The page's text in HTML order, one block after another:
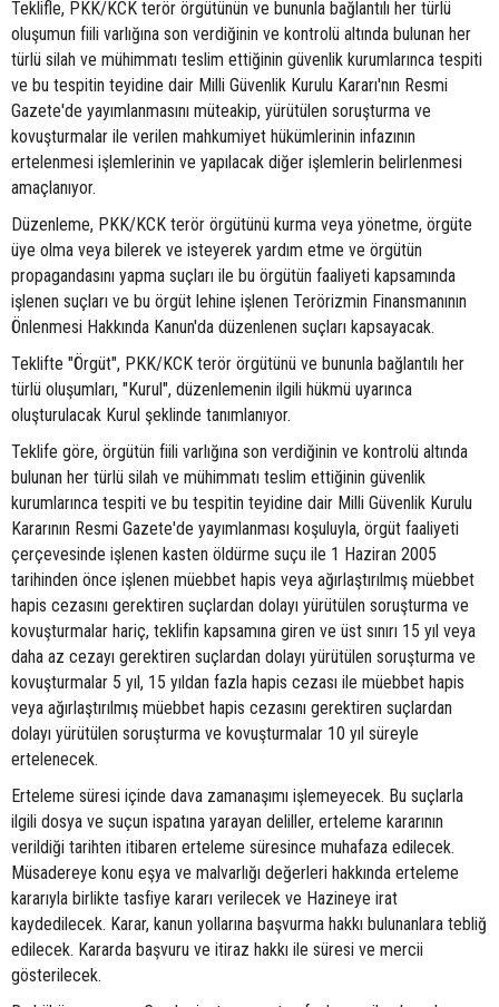
Teklifle, PKK/KCK terör örgütünün ve bununla bağlantılı her türlü
oluşumun fiili varlığına son verdiğinin ve kontrolü altında bulunan her
türlü silah ve mühimmatı teslim ettiğinin güvenlik kurumlarınca tespiti
ve bu tespitin teyidine dair Milli Güvenlik Kurulu Kararı'nın Resmi
Gazete'de yayımlanmasını müteakip, yürütülen soruşturma ve
kovuşturmalar ile verilen mahkumiyet hükümlerinin infazının
ertelenmesi işlemlerinin ve yapılacak diğer işlemlerin belirlenmesi
amaçlanıyor.
Düzenleme, PKK/KCK terör örgütünü kurma veya yönetme, örgüte
üye olma veya bilerek ve isteyerek yardım etme ve örgütün
propagandasını yapma suçları ile bu örgütün faaliyeti kapsamında
işlenen suçları ve bu örgüt lehine işlenen Terörizmin Finansmanının
Önlenmesi Hakkında Kanun'da düzenlenen suçları kapsayacak.
Teklifte "Örgüt", PKK/KCK terör örgütünü ve bununla bağlantılı her
türlü oluşumları, "Kurul", düzenlemenin ilgili hükmü uyarınca
oluşturulacak Kurul şeklinde tanımlanıyor.
Teklife göre, örgütün fiili varlığına son verdiğinin ve kontrolü altında
bulunan her türlü silah ve mühimmatı teslim ettiğinin güvenlik
kurumlarınca tespiti ve bu tespitin teyidine dair Milli Güvenlik Kurulu
Kararının Resmi Gazete'de yayımlanması koşuluyla, örgüt faaliyeti
çerçevesinde işlenen kasten öldürme suçu ile 1 Haziran 2005
tarihinden önce işlenen müebbet hapis veya ağırlaştırılmış müebbet
hapis cezasını gerektiren suçlardan dolayı yürütülen soruşturma ve
kovuşturmalar hariç, teklifin kapsamına giren ve üst sınırı 15 yıl veya
daha az cezayı gerektiren suçlardan dolayı yürütülen soruşturma ve
kovuşturmalar 5 yıl, 15 yıldan fazla hapis cezası ile müebbet hapis
veya ağırlaştırılmış müebbet hapis cezasını gerektiren suçlardan
dolayı yürütülen soruşturma ve kovuşturmalar 10 yıl süreyle
ertelenecek.
Erteleme süresi içinde dava zamanaşımı işlemeyecek. Bu suçlarla
ilgili dosya ve suçun ispatına yarayan deliller, erteleme kararının
verildiği tarihten itibaren erteleme süresince muhafaza edilecek.
Müsadereye konu eşya ve malvarlığı değerleri hakkında erteleme
kararıyla birlikte tasfiye kararı verilecek ve Hazineye irat
kaydedilecek. Karar, kanun yollarına başvurma hakkı bulunanlara tebliğ
edilecek. Kararda başvuru ve itiraz hakkı ile süresi ve mercii
gösterilecek.